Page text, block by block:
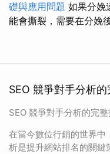
礎與應用問題 如果分娩
能會撕裂，需要在分娩
SEO 競爭對手分析
SEO 競爭對手分析的完
在當今數位行銷的世界中
析是提升網站排名的關鍵